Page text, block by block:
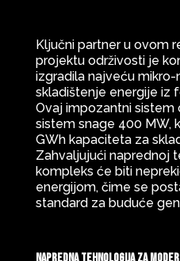
Ključni partner u ovom
projektu održivosti je
izgradila najveću
skladištenje energije iz
Ovaj impozantni sistem
sistem snage 400 MW,
GWh kapaciteta za
Zahvaljujući naprednoj
kompleks će biti
energijom, čime se
standard za buduće